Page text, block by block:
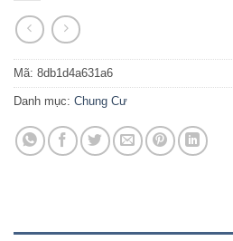
Mã: 8db1d4a631a6
Danh mục: Chung Cư